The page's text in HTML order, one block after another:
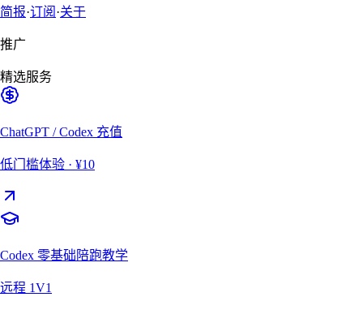
简报·订阅 ·关于
推广
精选服务
ChatGPT / Codex 充值
低门槛体验 · ¥10
Codex 零基础陪跑教学
远程 1V1